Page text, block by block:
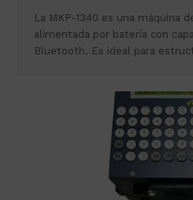
La MKP-1340 es una máquina
alimentada por batería con
Bluetooth. Es ideal para